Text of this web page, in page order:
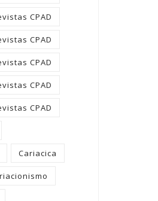
CPAD
CPAD
CPAD
CPAD
CPAD
Cariacica